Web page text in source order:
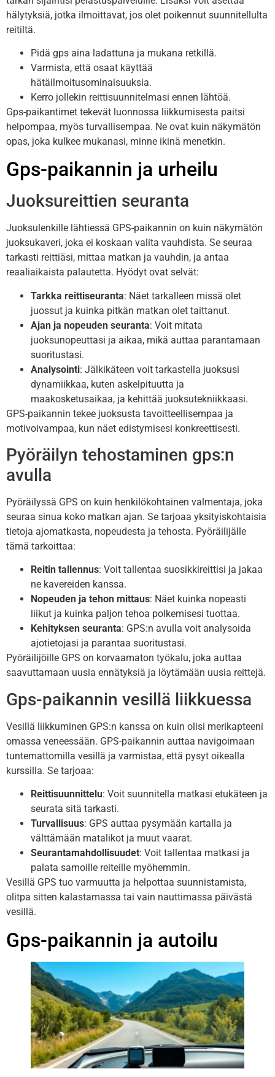
hälytyksiä, jotka ilmoittavat, jos olet poikennut suunnitellulta
reitiltä.
Pidä gps aina ladattuna ja mukana retkillä.
Varmista, että osaat käyttää
hätäilmoitusominaisuuksia.
Kerro jollekin reittisuunnitelmasi ennen lähtöä.
Gps-paikantimet tekevät luonnossa liikkumisesta paitsi
helpompaa, myös turvallisempaa. Ne ovat kuin näkymätön
opas, joka kulkee mukanasi, minne ikinä menetkin.
Gps-paikannin ja urheilu
Juoksureittien seuranta
Juoksulenkille lähtiessä GPS-paikannin on kuin näkymätön
juoksukaveri, joka ei koskaan valita vauhdista. Se seuraa
tarkasti reittiäsi, mittaa matkan ja vauhdin, ja antaa
reaaliaikaista palautetta. Hyödyt ovat selvät:
Tarkka reittiseuranta: Näet tarkalleen missä olet
juossut ja kuinka pitkän matkan olet taittanut.
Ajan ja nopeuden seuranta: Voit mitata
juoksunopeuttasi ja aikaa, mikä auttaa parantamaan
suoritustasi.
Analysointi: Jälkikäteen voit tarkastella juoksusi
dynamiikkaa, kuten askelpituutta ja
maakosketusaikaa, ja kehittää juoksutekniikkaasi.
GPS-paikannin tekee juoksusta tavoitteellisempaa ja
motivoivampaa, kun näet edistymisesi konkreettisesti.
Pyöräilyn tehostaminen gps:n
avulla
Pyöräilyssä GPS on kuin henkilökohtainen valmentaja, joka
seuraa sinua koko matkan ajan. Se tarjoaa yksityiskohtaisia
tietoja ajomatkasta, nopeudesta ja tehosta. Pyöräilijälle
tämä tarkoittaa:
Reitin tallennus: Voit tallentaa suosikkireittisi ja jakaa
ne kavereiden kanssa.
Nopeuden ja tehon mittaus: Näet kuinka nopeasti
liikut ja kuinka paljon tehoa polkemisesi tuottaa.
Kehityksen seuranta: GPS:n avulla voit analysoida
ajotietojasi ja parantaa suoritustasi.
Pyöräilijöille GPS on korvaamaton työkalu, joka auttaa
saavuttamaan uusia ennätyksiä ja löytämään uusia reittejä.
Gps-paikannin vesillä liikkuessa
Vesillä liikkuminen GPS:n kanssa on kuin olisi merikapteeni
omassa veneessään. GPS-paikannin auttaa navigoimaan
tuntemattomilla vesillä ja varmistaa, että pysyt oikealla
kurssilla. Se tarjoaa:
Reittisuunnittelu: Voit suunnitella matkasi etukäteen ja
seurata sitä tarkasti.
Turvallisuus: GPS auttaa pysymään kartalla ja
välttämään matalikot ja muut vaarat.
Seurantamahdollisuudet: Voit tallentaa matkasi ja
palata samoille reiteille myöhemmin.
Vesillä GPS tuo varmuutta ja helpottaa suunnistamista,
olitpa sitten kalastamassa tai vain nauttimassa päivästä
vesillä.
Gps-paikannin ja autoilu